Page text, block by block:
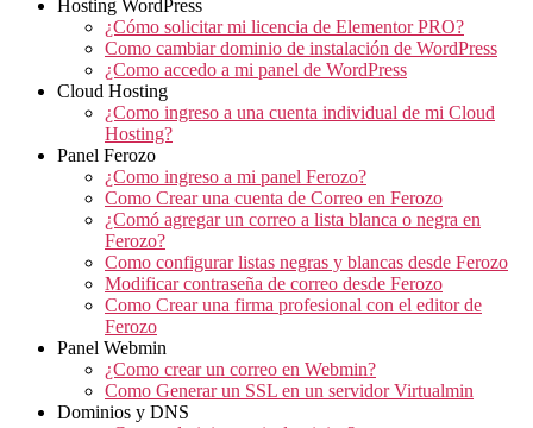
Hosting WordPress
¿Cómo solicitar mi licencia de Elementor PRO?
Como cambiar dominio de instalación de WordPress
¿Como accedo a mi panel de WordPress
Cloud Hosting
¿Como ingreso a una cuenta individual de mi Cloud
Hosting?
Panel Ferozo
¿Como ingreso a mi panel Ferozo?
Como Crear una cuenta de Correo en Ferozo
¿Comó agregar un correo a lista blanca o negra en
Ferozo?
Como configurar listas negras y blancas desde Ferozo
Modificar contraseña de correo desde Ferozo
Como Crear una firma profesional con el editor de
Ferozo
Panel Webmin
¿Como crear un correo en Webmin?
Como Generar un SSL en un servidor Virtualmin
Dominios y DNS